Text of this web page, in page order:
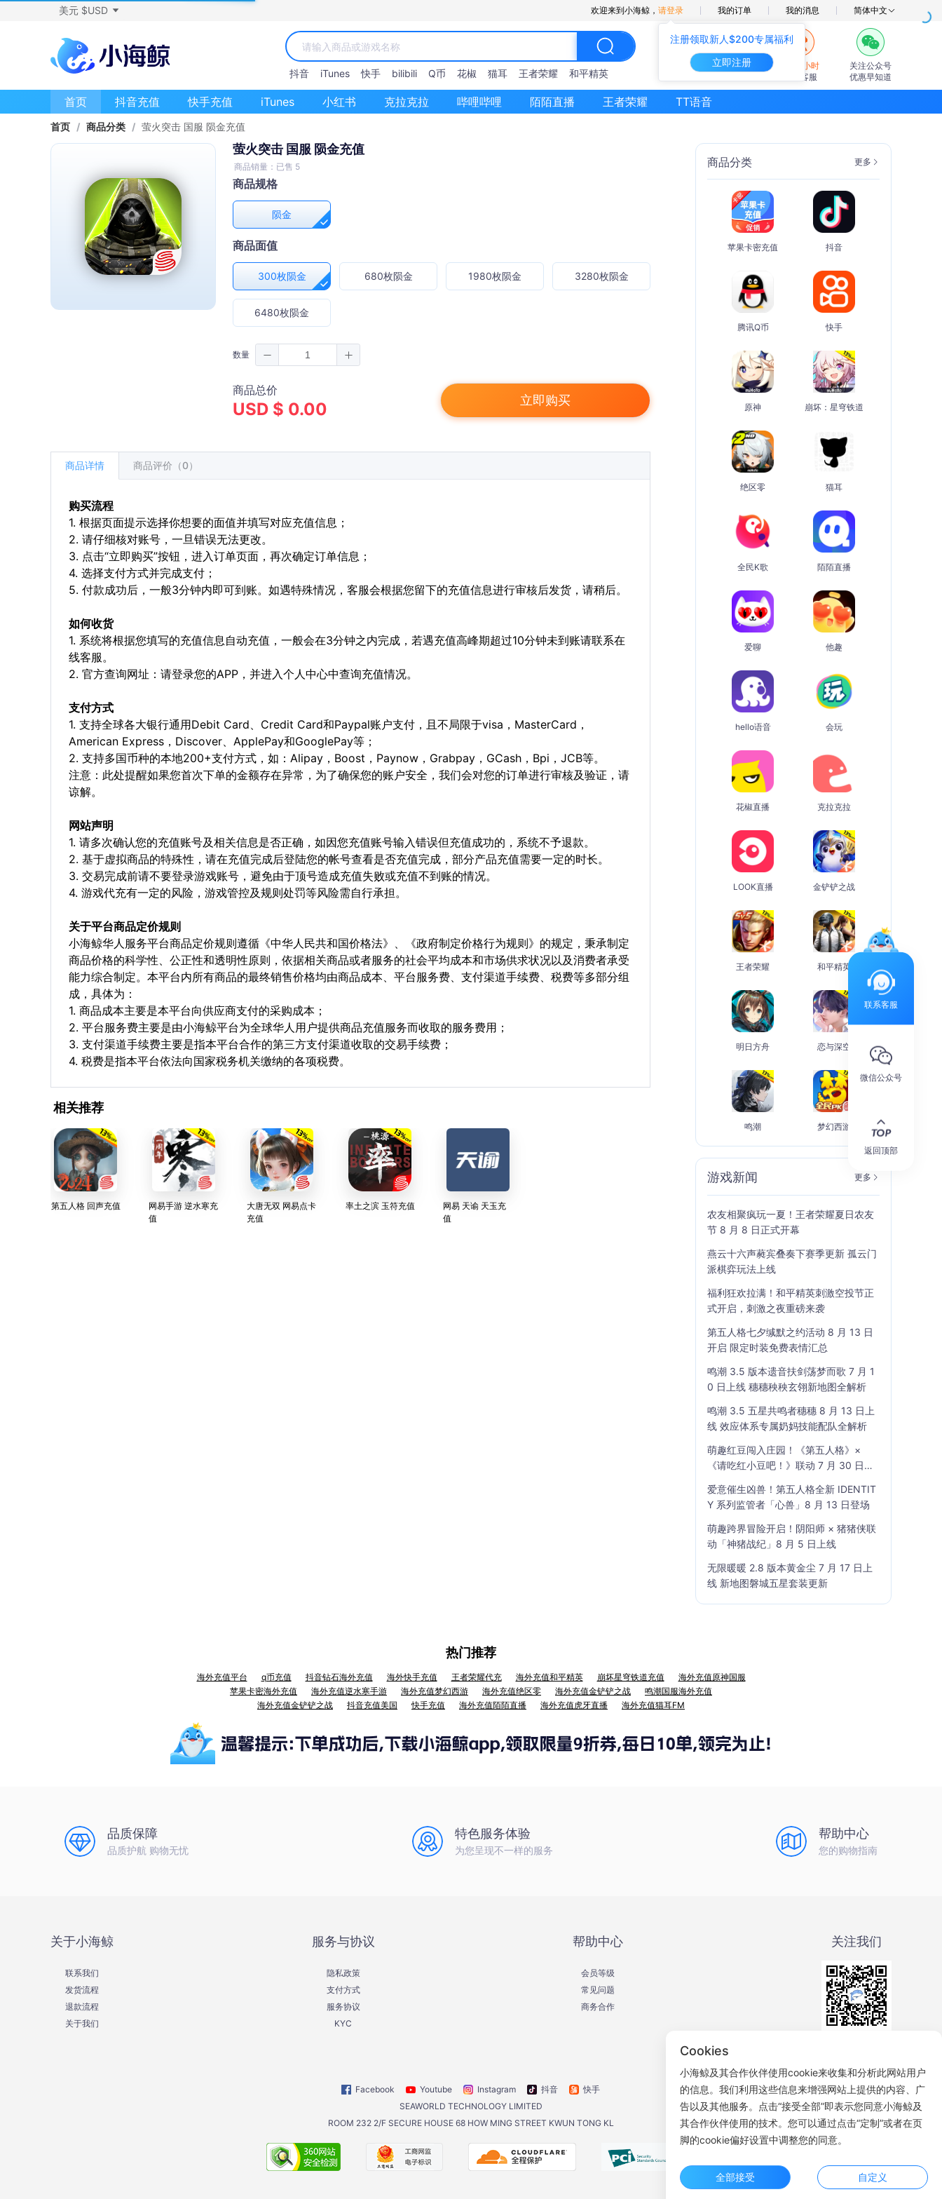
注册领取新人$200专属福利
立即注册
美元 $USD 欢迎来到小海鲸， 请登录 我的订单 我的消息 简体中文
抖音 iTunes 快手 bilibili Q币 花椒 猫耳 王者荣耀 和平精英
7×24小时
在线客服
关注公众号
优惠早知道
首页 抖音充值 快手充值 iTunes 小红书 克拉克拉 哔哩哔哩 陌陌直播 王者荣耀 TT语音
首页 / 商品分类 / 萤火突击 国服 陨金充值
萤火突击 国服 陨金充值
商品销量：已售 5
商品规格
陨金
商品面值
300枚陨金 680枚陨金 1980枚陨金 3280枚陨金
6480枚陨金
数量
商品总价
USD $ 0.00 立即购买
商品详情 商品评价（0）
购买流程
1. 根据页面提示选择你想要的面值并填写对应充值信息；
2. 请仔细核对账号，一旦错误无法更改。
3. 点击“立即购买”按钮，进入订单页面，再次确定订单信息；
4. 选择支付方式并完成支付；
5. 付款成功后，一般3分钟内即可到账。如遇特殊情况，客服会根据您留下的充值信息进行审核后发货，请稍后。
如何收货
1. 系统将根据您填写的充值信息自动充值，一般会在3分钟之内完成，若遇充值高峰期超过10分钟未到账请联系在
线客服。
2. 官方查询网址：请登录您的APP，并进入个人中心中查询充值情况。
支付方式
1. 支持全球各大银行通用Debit Card、Credit Card和Paypal账户支付，且不局限于visa，MasterCard，
American Express，Discover、ApplePay和GooglePay等；
2. 支持多国币种的本地200+支付方式，如：Alipay，Boost，Paynow，Grabpay，GCash，Bpi，JCB等。
注意：此处提醒如果您首次下单的金额存在异常，为了确保您的账户安全，我们会对您的订单进行审核及验证，请
谅解。
网站声明
1. 请多次确认您的充值账号及相关信息是否正确，如因您充值账号输入错误但充值成功的，系统不予退款。
2. 基于虚拟商品的特殊性，请在充值完成后登陆您的帐号查看是否充值完成，部分产品充值需要一定的时长。
3. 交易完成前请不要登录游戏账号，避免由于顶号造成充值失败或充值不到账的情况。
4. 游戏代充有一定的风险，游戏管控及规则处罚等风险需自行承担。
关于平台商品定价规则
小海鲸华人服务平台商品定价规则遵循《中华人民共和国价格法》、《政府制定价格行为规则》的规定，秉承制定
商品价格的科学性、公正性和透明性原则，依据相关商品或者服务的社会平均成本和市场供求状况以及消费者承受
能力综合制定。本平台内所有商品的最终销售价格均由商品成本、平台服务费、支付渠道手续费、税费等多部分组
成，具体为：
1. 商品成本主要是本平台向供应商支付的采购成本；
2. 平台服务费主要是由小海鲸平台为全球华人用户提供商品充值服务而收取的服务费用；
3. 支付渠道手续费主要是指本平台合作的第三方支付渠道收取的交易手续费；
4. 税费是指本平台依法向国家税务机关缴纳的各项税费。
相关推荐
第五人格 回声充值
网易手游 逆水寒充
值
大唐无双 网易点卡
充值
率土之滨 玉符充值
网易 天谕 天玉充
值
商品分类 更多
苹果卡密充值 抖音
腾讯Q币 快手
原神 崩坏：星穹铁道
绝区零 猫耳
全民K歌 陌陌直播
爱聊 他趣
hello语音 会玩
花椒直播 克拉克拉
LOOK直播 金铲铲之战
王者荣耀 和平精英
明日方舟 恋与深空
鸣潮 梦幻西游
游戏新闻 更多
农友相聚疯玩一夏！王者荣耀夏日农友
节 8 月 8 日正式开幕
燕云十六声蕤宾叠奏下赛季更新 孤云门
派棋弈玩法上线
福利狂欢拉满！和平精英刺激空投节正
式开启，刺激之夜重磅来袭
第五人格七夕缄默之约活动 8 月 13 日
开启 限定时装免费表情汇总
鸣潮 3.5 版本遗音扶剑荡梦而歌 7 月 1
0 日上线 穗穗秧秧玄翎新地图全解析
鸣潮 3.5 五星共鸣者穗穗 8 月 13 日上
线 效应体系专属奶妈技能配队全解析
萌趣红豆闯入庄园！《第五人格》×
《请吃红小豆吧！》联动 7 月 30 日开
爱意催生凶兽！第五人格全新 IDENTIT
Y 系列监管者「心兽」8 月 13 日登场
萌趣跨界冒险开启！阴阳师 × 猪猪侠联
动「神猪战纪」8 月 5 日上线
无限暖暖 2.8 版本黄金尘 7 月 17 日上
线 新地图磐城五星套装更新
热门推荐
海外充值平台 q币充值 抖音钻石海外充值 海外快手充值 王者荣耀代充 海外充值和平精英 崩坏星穹铁道充值
海外充值原神国服
苹果卡密海外充值
海外充值逆水寒手游 海外充值梦幻西游 海外充值绝区零 海外充值金铲铲之战
鸣潮国服海外充值
海外充值金铲铲之战
抖音充值美国 快手充值 海外充值陌陌直播 海外充值虎牙直播 海外充值猫耳FM
品质保障
品质护航 购物无忧
特色服务体验
为您呈现不一样的服务
帮助中心
您的购物指南
关于小海鲸
联系我们
发货流程
退款流程
关于我们
服务与协议
隐私政策
支付方式
服务协议
KYC
帮助中心
会员等级
常见问题
商务合作
关注我们
Facebook Youtube Instagram 抖音
快手
SEAWORLD TECHNOLOGY LIMITED
ROOM 232 2/F SECURE HOUSE 68 HOW MING STREET KWUN TONG KL
联系客服
微信公众号
返回顶部
Cookies
小海鲸及其合作伙伴使用cookie来收集和分析此网站用户
的信息。我们利用这些信息来增强网站上提供的内容、广
告以及其他服务。点击“接受全部”即表示您同意小海鲸及
其合作伙伴使用的技术。您可以通过点击“定制”或者在页
脚的cookie偏好设置中调整您的同意。
全部接受 自定义